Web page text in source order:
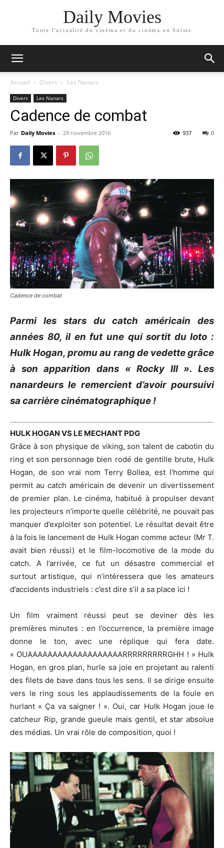
Daily Movies
Toute l'actualité du cinéma et du cinéma en Suisse
Accueil Divers Les Nanars
Divers Les Nanars
Cadence de combat
Par Daily Movies - 29 novembre 2016 0
937
Cadence de combat
Parmi les stars du catch américain des
années 80, il en fut une qui sortit du loto :
Hulk Hogan, promu au rang de vedette grâce
à son apparition dans « Rocky III ». Les
nanardeurs le remercient d’avoir poursuivi
sa carrière cinématographique !
HULK HOGAN VS LE MECHANT PDG
Grâce à son physique de viking, son talent de cabotin du
ring et son personnage bien rodé de gentille brute, Hulk
Hogan, de son vrai nom Terry Bollea, est l’homme qui
permit au catch américain de devenir un divertissement
de premier plan. Le cinéma, habitué à propulser devant
les projecteurs n’importe quelle célébrité, ne pouvait pas
manquer d’exploiter son potentiel. Le résultat devait être
à la fois le lancement de Hulk Hogan comme acteur (Mr T.
avait bien réussi) et le film-locomotive de la mode du
catch. A l’arrivée, ce fut un désastre commercial et
surtout artistique, qui n’intéressera que les amateurs
d’accidents industriels : c’est dire s’il a sa place ici !
Un film vraiment réussi peut se deviner dès les
premières minutes : en l’occurrence, la première image
donne le ton, avec une réplique qui fera date.
« OUAAAAAAAAAAAAAAAAAAARRRRRRRRRGHH ! » Hulk
Hogan, en gros plan, hurle sa joie en projetant au ralenti
des filets de bave dans tous les sens. Il se dirige ensuite
vers le ring sous les applaudissements de la foule en
hurlant « Ça va saigner ! ». Oui, car Hulk Hogan joue le
catcheur Rip, grande gueule mais gentil, et star absolue
des médias. Un vrai rôle de composition, quoi !